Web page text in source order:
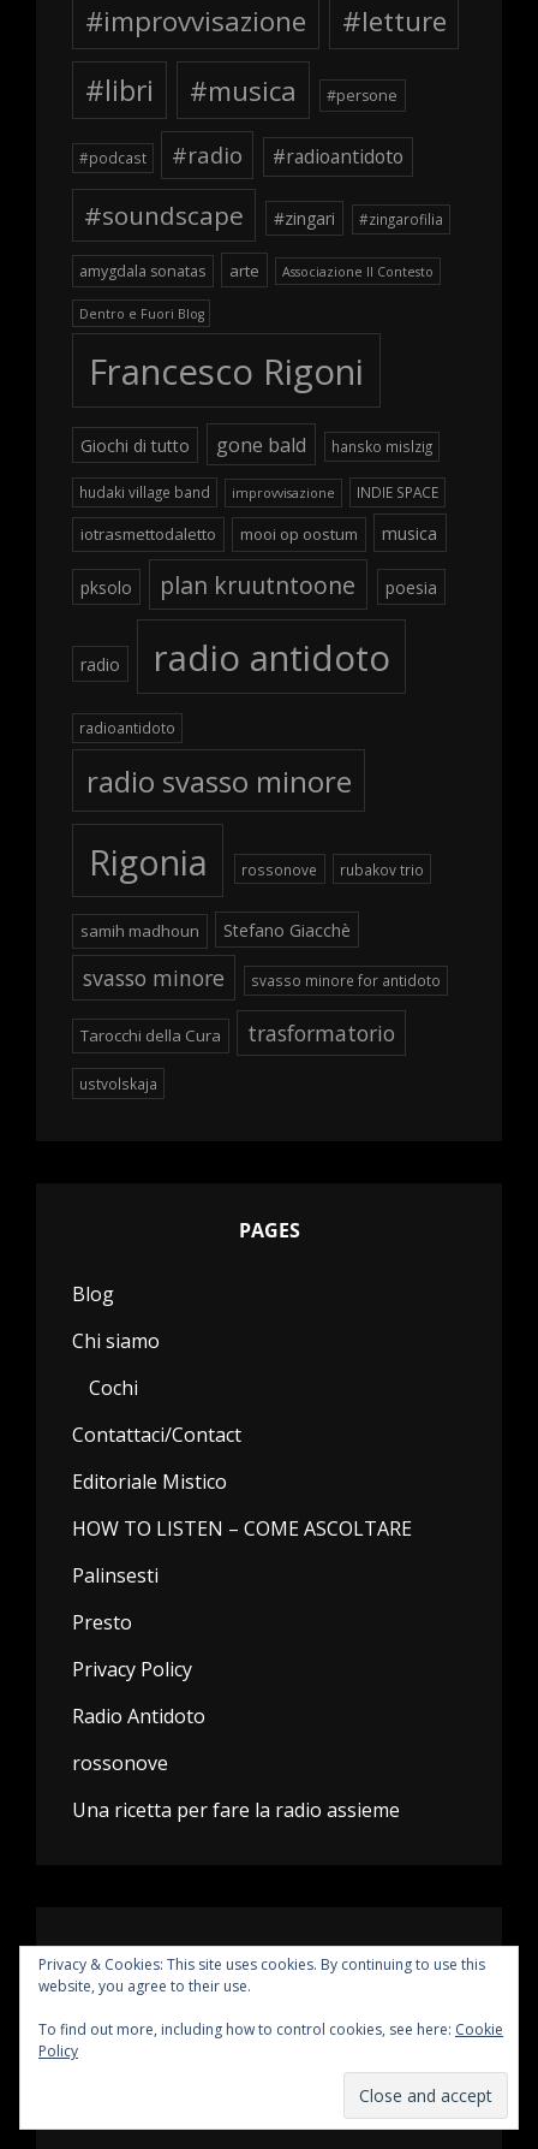
#improvvisazione
#letture
#libri
#musica #persone
#podcast #radio #radioantidoto
#soundscape #zingari #zingarofilia
amygdala sonatas arte Associazione Il Contesto
Dentro e Fuori Blog
Francesco Rigoni
Giochi di tutto gone bald hansko mislzig
hudaki village band improvvisazione INDIE SPACE
iotrasmettodaletto mooi op oostum musica
pksolo plan kruutntoone poesia
radio radio antidoto
radioantidoto
radio svasso minore
Rigonia rossonove rubakov trio
samih madhoun Stefano Giacchè
svasso minore svasso minore for antidoto
Tarocchi della Cura trasformatorio
ustvolskaja
PAGES
Blog
Chi siamo
Cochi
Contattaci/Contact
Editoriale Mistico
HOW TO LISTEN – COME ASCOLTARE
Palinsesti
Presto
Privacy Policy
Radio Antidoto
rossonove
Una ricetta per fare la radio assieme
ARCHIVES
July 2026
June 2026
Privacy & Cookies: This site uses cookies. By continuing to use this
website, you agree to their use.
To find out more, including how to control cookies, see here: Cookie
Policy